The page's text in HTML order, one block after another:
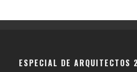
ESPECIAL DE ARQUITECTOS